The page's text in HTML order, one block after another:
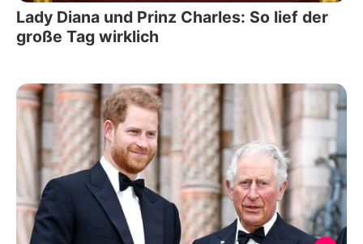
Lady Diana und Prinz Charles: So lief der
große Tag wirklich